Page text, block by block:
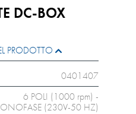
DC-BOX
PRODOTTO
0401407
6 POLI (1000 rpm) -
(230V-50 HZ)